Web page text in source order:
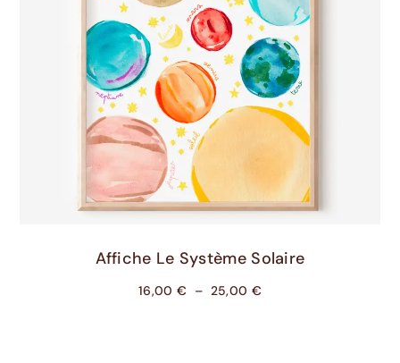
Choix Des Options
Affiche Le Système Solaire
16,00 € – 25,00 €